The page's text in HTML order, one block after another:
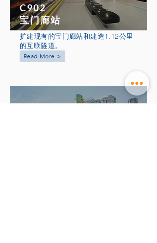
扩建现有的宝门廊站和建造1.12公里
的互联隧道。
Read More >
C902
宝门廊站